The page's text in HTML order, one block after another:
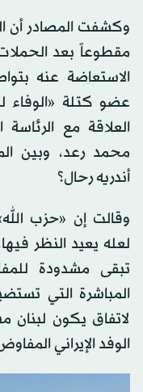
وكشفت المصادر أن
مقطوعاً بعد
الاستعاضة عنه
عضو كتلة «الوفاء
العلاقة مع الرئاسة
محمد رعد، وبين
أندريه رحال؟
وقالت إن «حزب
لعله يعيد النظر
تبقى مشدودة
المباشرة التي
لاتفاق يكون
الوفد الإيراني